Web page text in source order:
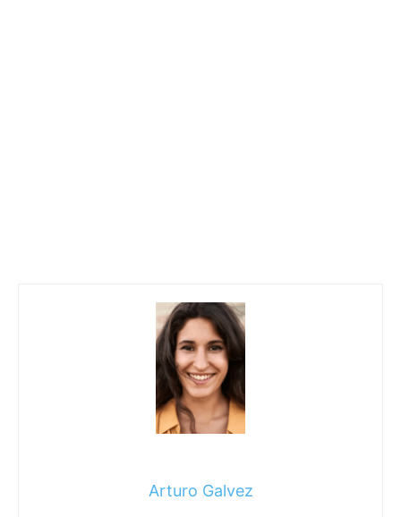
Arturo Galvez